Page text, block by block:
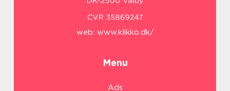
web: www.klikko.dk/
Menu
Ads